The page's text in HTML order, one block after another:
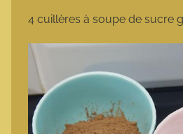
4 cuillères à soupe de sucre